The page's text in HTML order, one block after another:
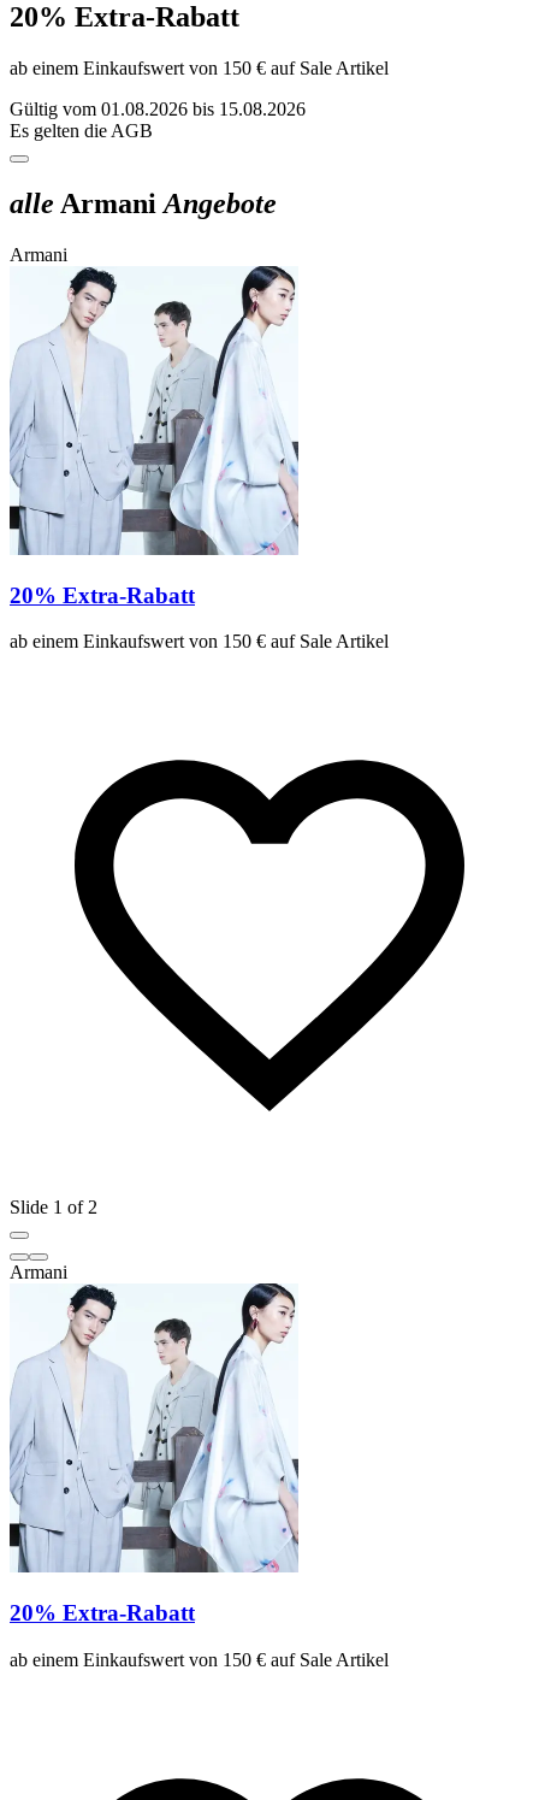
20% Extra-Rabatt
ab einem Einkaufswert von 150 € auf Sale Artikel
Gültig vom 01.08.2026 bis 15.08.2026
Es gelten die AGB
alle Armani Angebote
Armani
20% Extra-Rabatt
ab einem Einkaufswert von 150 € auf Sale Artikel
Slide 1 of 2
Armani
20% Extra-Rabatt
ab einem Einkaufswert von 150 € auf Sale Artikel